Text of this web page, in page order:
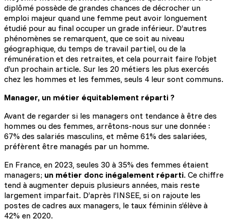
diplômé possède de grandes chances de décrocher un
emploi majeur quand une femme peut avoir longuement
étudié pour au final occuper un grade inférieur. D’autres
phénomènes se remarquent, que ce soit au niveau
géographique, du temps de travail partiel, ou de la
rémunération et des retraites, et cela pourrait faire l’objet
d’un prochain article. Sur les 20 métiers les plus exercés
chez les hommes et les femmes, seuls 4 leur sont communs.
Manager, un métier équitablement réparti ?
Avant de regarder si les managers ont tendance à être des
hommes ou des femmes, arrêtons-nous sur une donnée :
67% des salariés masculins, et même 61% des salariées,
préfèrent être managés par un homme.
En France, en 2023, seules 30 à 35% des femmes étaient
managers; un métier donc inégalement réparti. Ce chiffre
tend à augmenter depuis plusieurs années, mais reste
largement imparfait. D’après l’INSEE, si on rajoute les
postes de cadres aux managers, le taux féminin s’élève à
42% en 2020.